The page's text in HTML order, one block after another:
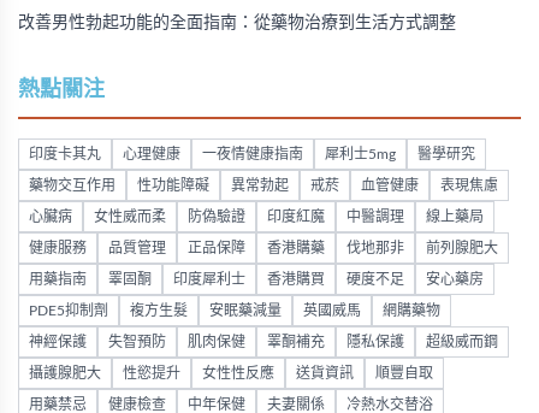
改善男性勃起功能的全面指南：從藥物治療到生活方式調整
熱點關注
印度卡其丸 心理健康 一夜情健康指南 犀利士5mg 醫學研究
藥物交互作用 性功能障礙 異常勃起 戒菸 血管健康 表現焦慮
心臟病 女性威而柔 防偽驗證 印度紅魔 中醫調理 線上藥局
健康服務 品質管理 正品保障 香港購藥 伐地那非 前列腺肥大
用藥指南 睪固酮 印度犀利士 香港購買 硬度不足 安心藥房
PDE5抑制劑 複方生髮 安眠藥減量 英國威馬 網購藥物
神經保護 失智預防 肌肉保健 睪酮補充 隱私保護 超級威而鋼
攝護腺肥大 性慾提升 女性性反應 送貨資訊 順豐自取
用藥禁忌 健康檢查 中年保健 夫妻關係 冷熱水交替浴